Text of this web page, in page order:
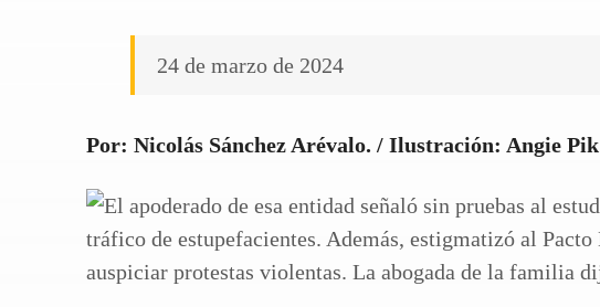
24 de marzo de 2024
Por: Nicolás Sánchez Arévalo. / Ilustración: Angie Pik